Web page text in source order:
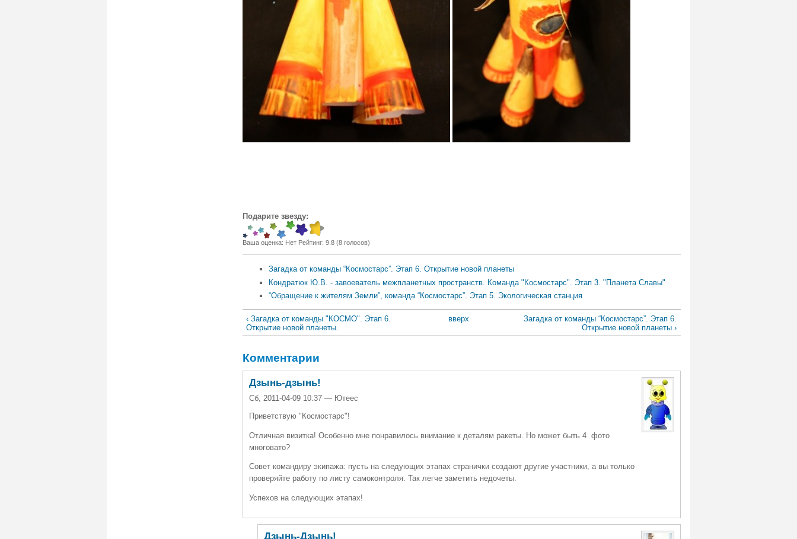
Подарите звезду:
Ваша оценка: Нет Рейтинг: 9.8 (8голосов)
Загадка от команды “Космостарс”. Этап 6. Открытие новой планеты
Кондратюк Ю.В. - завоеватель межпланетных пространств. Команда "Космостарс". Этап 3. "Планета Славы"
“Обращение к жителям Земли”, команда “Космостарс”. Этап 5. Экологическая станция
‹ Загадка от команды "КОСМО". Этап 6.
Открытие новой планеты.
вверх
Загадка от команды “Космостарс”. Этап 6.
Открытие новой планеты ›
Комментарии
Дзынь-дзынь!
Сб, 2011-04-09 10:37 — Ютеес
Приветствую "Космостарс"!
Отличная визитка! Особенно мне понравилось внимание к деталям ракеты. Но может быть 4 фото
многовато?
Совет командиру экипажа: пусть на следующих этапах странички создают другие участники, а вы только
проверяйте работу по листу самоконтроля. Так легче заметить недочеты.
Успехов на следующих этапах!
Дзынь-Дзынь!